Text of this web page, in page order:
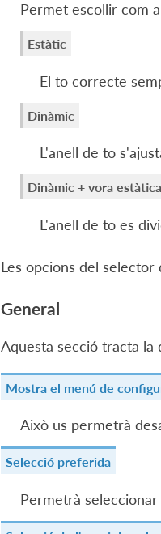
Permet escollir com
Estàtic
El to correcte
Dinàmic
L'anell de to
Dinàmic + vora estàtica
L'anell de to es
Les opcions del selector
General
Aquesta secció tracta la
Mostra el menú de
Això us permetrà
Selecció preferida
Permetrà